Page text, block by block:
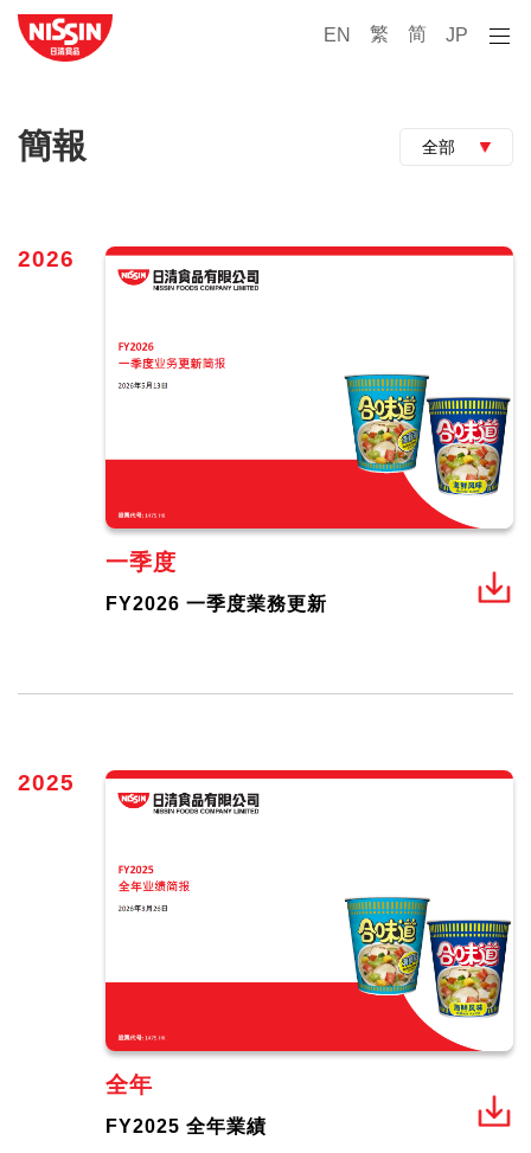
EN JP
简
繁
簡報 全部
2026
一季度
FY2026 一季度業務更新
2025
全年
FY2025 全年業績